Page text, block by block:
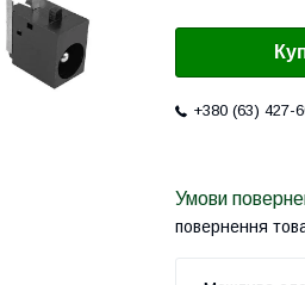
+380 (63) 427-
повернення